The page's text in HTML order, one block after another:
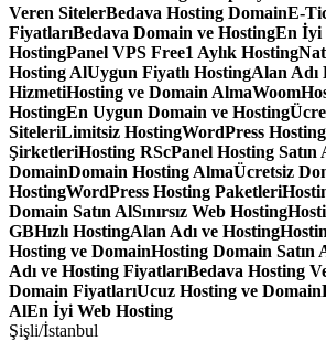
Veren SitelerBedava Hosting DomainE-
FiyatlarıBedava Domain ve HostingEn İyi
HostingPanel VPS Free1 Aylık Hosting
Hosting AlUygun Fiyatlı HostingAlan Adı
HizmetiHosting ve Domain Alma
HostingEn Uygun Domain ve Hosting
SiteleriLimitsiz HostingWordPress
ŞirketleriHosting RScPanel Hosting Satın
DomainDomain Hosting AlmaÜcretsiz
HostingWordPress Hosting Paketleri
Domain Satın AlSınırsız Web Hosting
GBHızlı HostingAlan Adı ve Hosting
Hosting ve DomainHosting Domain Satın
Adı ve Hosting FiyatlarıBedava Hosting
Domain FiyatlarıUcuz Hosting ve Domain
AlEn İyi Web Hosting
Şişli/İstanbul